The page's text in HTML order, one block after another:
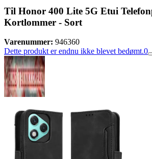
Til Honor 400 Lite 5G Etui
Kortlommer - Sort
Varenummer: 946360
Dette produkt er endnu ikke blevet bedømt.0